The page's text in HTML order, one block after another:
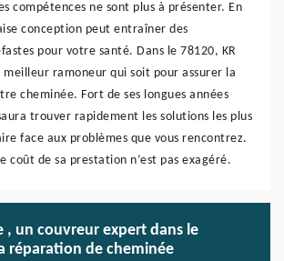
compétences ne sont plus à présenter. En
conception peut entraîner des
pour votre santé. Dans le 78120, KR
meilleur ramoneur qui soit pour assurer la
cheminée. Fort de ses longues années
trouver rapidement les solutions les plus
face aux problèmes que vous rencontrez.
coût de sa prestation n’est pas exagéré.
, un couvreur expert dans le
réparation de cheminée